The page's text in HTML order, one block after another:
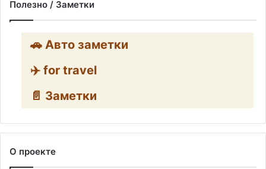
Полезно / Заметки
🚗 Авто заметки
✈️ for travel
📄 Заметки
О проекте